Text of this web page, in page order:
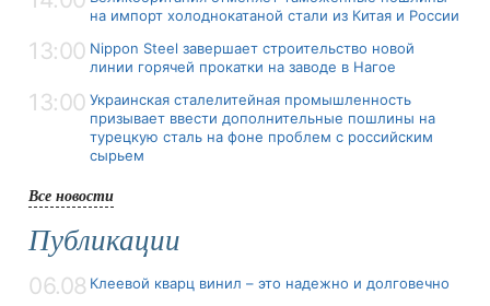
на импорт холоднокатаной стали из Китая и России
13:00 Nippon Steel завершает строительство новой
линии горячей прокатки на заводе в Нагое
13:00 Украинская сталелитейная промышленность
призывает ввести дополнительные пошлины на
турецкую сталь на фоне проблем с российским
сырьем
Все новости
Публикации
06.08 Клеевой кварц винил – это надежно и долговечно